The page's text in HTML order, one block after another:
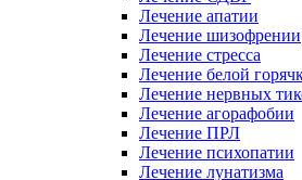
Лечение апатии
Лечение шизофрении
Лечение стресса
Лечение белой
Лечение нервных
Лечение агорафобии
Лечение ПРЛ
Лечение психопатии
Лечение лунатизма